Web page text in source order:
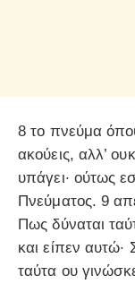
8 το πνεύμα
ακούεις, αλλ’
υπάγει· ούτως
Πνεύματος. 9
Πως δύναται
και είπεν αυτώ·
ταύτα ου